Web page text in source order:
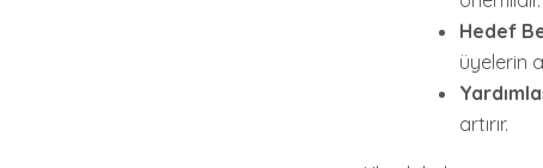
Hedef
üyelerin
artırır.